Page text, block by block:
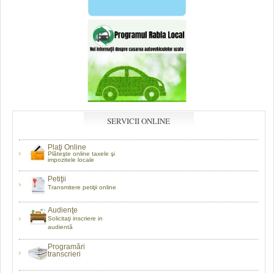
SERVICII ONLINE
Plaţi Online
Plăteşte online taxele şi
impozitele locale
Petiţii
Transmitere petiţii online
Audienţe
Solicitaţi inscriere in
audientă
Programări
transcrieri